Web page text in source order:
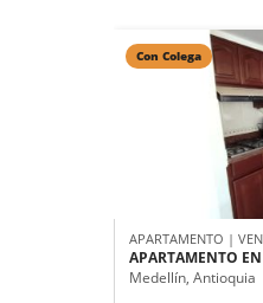
Con Colega
APARTAMENTO |
APARTAMENTO
Medellín, Antioquia